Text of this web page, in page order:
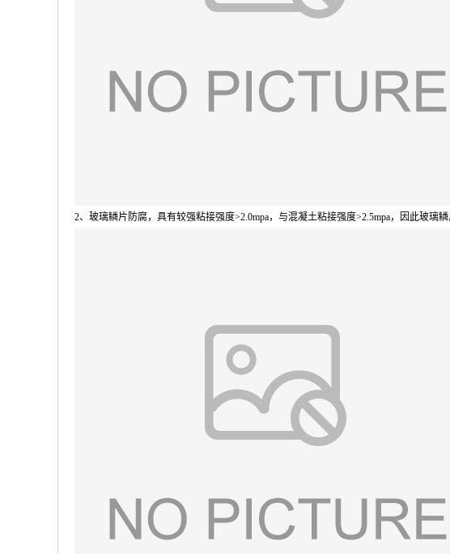
2、玻璃鳞片防腐，具有较强粘接强度>2.0mpa，与混凝土粘接强度>2.5mpa，因此玻璃